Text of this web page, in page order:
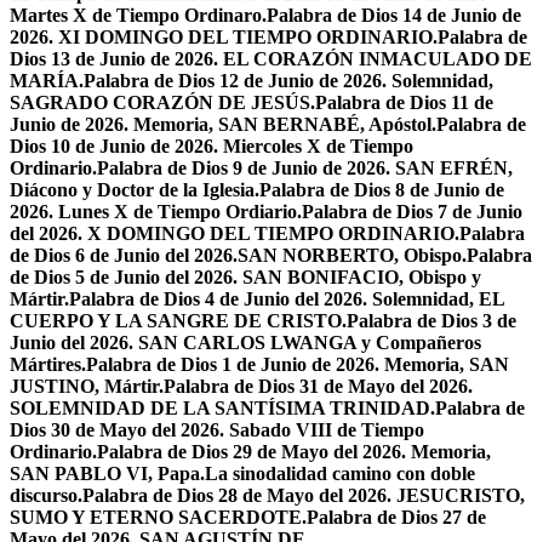
Martes X de Tiempo Ordinaro.Palabra de Dios 14 de Junio de
2026. XI DOMINGO DEL TIEMPO ORDINARIO.Palabra de
Dios 13 de Junio de 2026. EL CORAZÓN INMACULADO DE
MARÍA.Palabra de Dios 12 de Junio de 2026. Solemnidad,
SAGRADO CORAZÓN DE JESÚS.Palabra de Dios 11 de
Junio de 2026. Memoria, SAN BERNABÉ, Apóstol.Palabra de
Dios 10 de Junio de 2026. Miercoles X de Tiempo
Ordinario.Palabra de Dios 9 de Junio de 2026. SAN EFRÉN,
Diácono y Doctor de la Iglesia.Palabra de Dios 8 de Junio de
2026. Lunes X de Tiempo Ordiario.Palabra de Dios 7 de Junio
del 2026. X DOMINGO DEL TIEMPO ORDINARIO.Palabra
de Dios 6 de Junio del 2026.SAN NORBERTO, Obispo.Palabra
de Dios 5 de Junio del 2026. SAN BONIFACIO, Obispo y
Mártir.Palabra de Dios 4 de Junio del 2026. Solemnidad, EL
CUERPO Y LA SANGRE DE CRISTO.Palabra de Dios 3 de
Junio del 2026. SAN CARLOS LWANGA y Compañeros
Mártires.Palabra de Dios 1 de Junio de 2026. Memoria, SAN
JUSTINO, Mártir.Palabra de Dios 31 de Mayo del 2026.
SOLEMNIDAD DE LA SANTÍSIMA TRINIDAD.Palabra de
Dios 30 de Mayo del 2026. Sabado VIII de Tiempo
Ordinario.Palabra de Dios 29 de Mayo del 2026. Memoria,
SAN PABLO VI, Papa.La sinodalidad camino con doble
discurso.Palabra de Dios 28 de Mayo del 2026. JESUCRISTO,
SUMO Y ETERNO SACERDOTE.Palabra de Dios 27 de